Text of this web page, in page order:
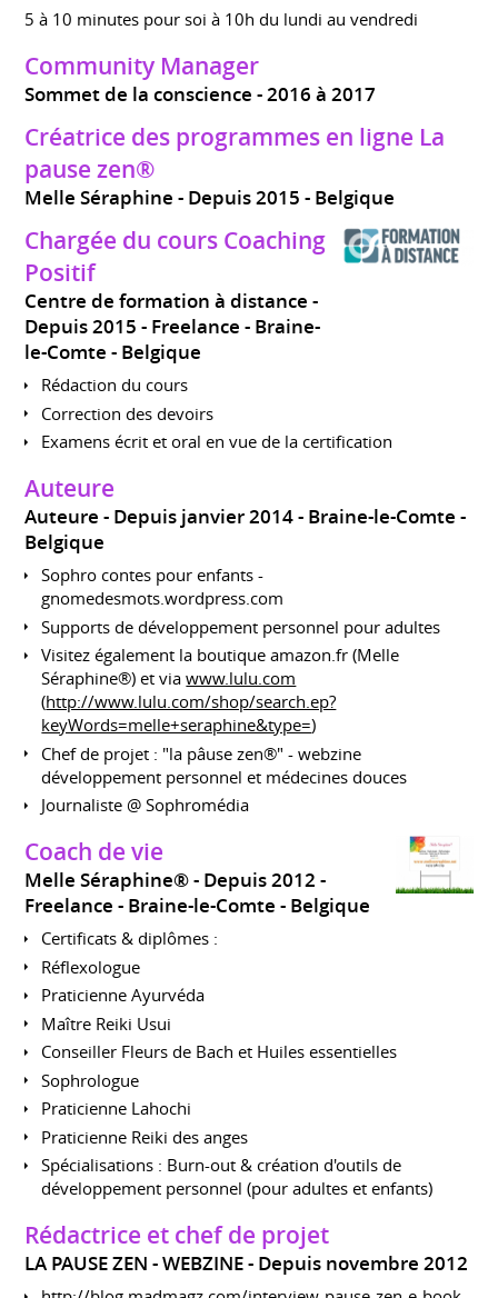
5 à 10 minutes pour soi à 10h du lundi au vendredi
Community Manager
Sommet de la conscience 2016 à 2017
Créatrice des programmes en ligne La
pause zen®
Melle Séraphine Depuis 2015 Belgique
Chargée du cours Coaching
Positif
Centre de formation à distance
Depuis 2015 Freelance
Braine-
le-Comte
Belgique
Rédaction du cours
Correction des devoirs
Examens écrit et oral en vue de la certification
Auteure
Auteure Depuis janvier 2014 Braine-le-Comte
Belgique
Sophro contes pour enfants -
gnomedesmots.wordpress.com
Supports de développement personnel pour adultes
Visitez également la boutique amazon.fr (Melle
Séraphine®) et viawww.lulu.com
(http://www.lulu.com/shop/search.ep?
keyWords=melle+seraphine&type=)
Chef de projet : "la pâuse zen®" - webzine
développement personnel et médecines douces
Journaliste @ Sophromédia
Coach de vie
Melle Séraphine®
Depuis 2012
Freelance
Braine-le-Comte Belgique
Certificats & diplômes :
Réflexologue
Praticienne Ayurvéda
Maître Reiki Usui
Conseiller Fleurs de Bach et Huiles essentielles
Sophrologue
Praticienne Lahochi
Praticienne Reiki des anges
Spécialisations : Burn-out & création d'outils de
développement personnel (pour adultes et enfants)
Rédactrice et chef de projet
LA PAUSE ZEN - WEBZINE Depuis novembre 2012